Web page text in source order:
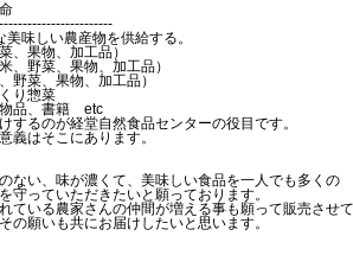
味しい農産物を供給する。
、果物、加工品）
、野菜、果物、加工品）
野菜、果物、加工品）
り惣菜
物品、書籍 etc
するのが経堂自然食品センターの役目です。
義はそこにあります。
ない、味が濃くて、美味しい食品を一人でも多くの
守っていただきたいと願っております。
ている農家さんの仲間が増える事も願って販売させて
の願いも共にお届けしたいと思います。